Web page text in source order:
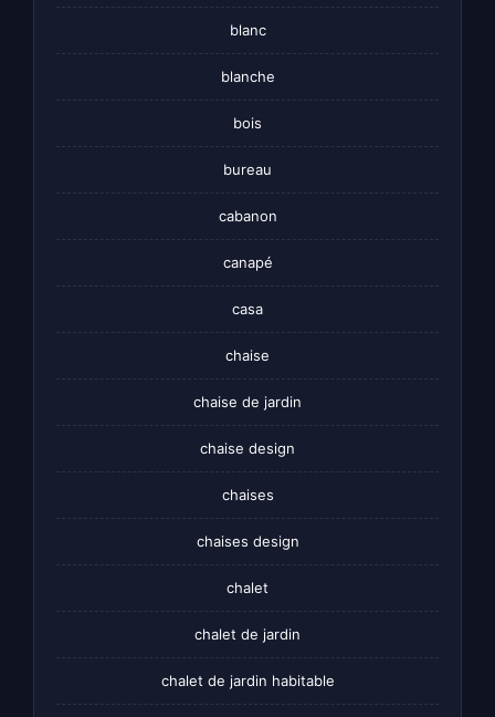
blanc
blanche
bois
bureau
cabanon
canapé
casa
chaise
chaise de jardin
chaise design
chaises
chaises design
chalet
chalet de jardin
chalet de jardin habitable